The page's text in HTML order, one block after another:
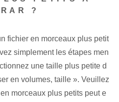
?
fichier en morceaux plus petit
simplement les étapes men
une taille plus petite d
en volumes, taille ». Veuillez
morceaux plus petits peut e